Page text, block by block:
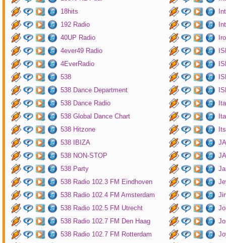
18hits
192 Radio
40UP Radio
4ever49 Radio
4EverRadio
538
538 Dance Department
538 Dance Radio
538 Global Dance Chart
538 Hitzone
538 IBIZA
538 NON-STOP
538 Party
538 Radio 102.3 FM Eindhoven
538 Radio 102.4 FM Amsterdam
538 Radio 102.5 FM Utrecht
538 Radio 102.7 FM Den Haag
538 Radio 102.7 FM Rotterdam